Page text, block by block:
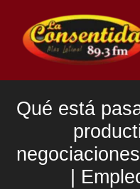
contenido
Qué está
|